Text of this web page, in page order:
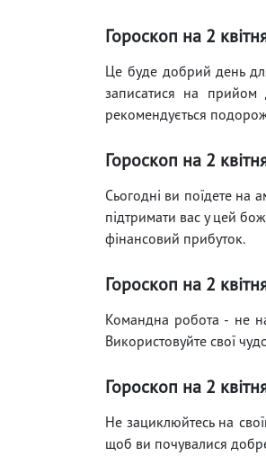
Гороскоп на 2
Це буде добрий день
записатися на прийом
рекомендується
Гороскоп на 2
Сьогодні ви поїдете на
підтримати вас у цей
фінансовий прибуток.
Гороскоп на 2
Командна робота - не
Використовуйте свої
Гороскоп на 2
Не зациклюйтесь на
щоб ви почувалися